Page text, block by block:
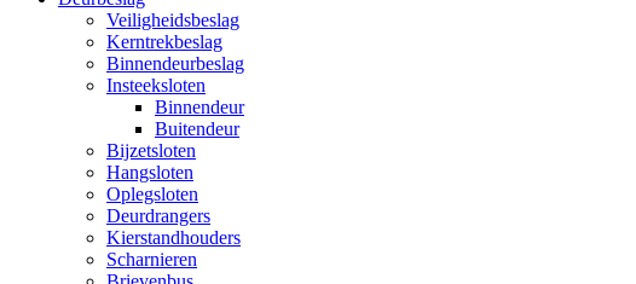
Veiligheidsbeslag
Kerntrekbeslag
Binnendeurbeslag
Insteeksloten
Binnendeur
Buitendeur
Bijzetsloten
Hangsloten
Oplegsloten
Deurdrangers
Kierstandhouders
Scharnieren